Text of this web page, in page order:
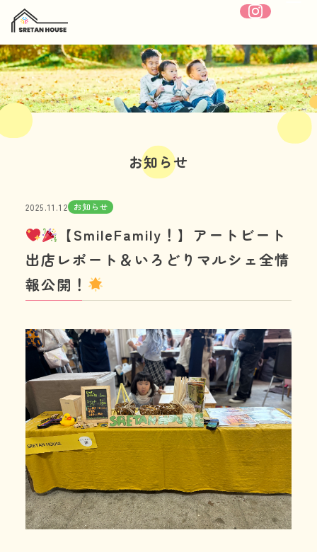
ホーム
SRETANHOUSEについて
施設紹介
1日の流れ
年間行事
よくある質問
年齢と定員
施設情報
お知らせ
事業所の評価
お知らせ
2025.11.12 お知らせ
【SmileFamily！】アートビート
出店レポート＆いろどりマルシェ全情
報公開！